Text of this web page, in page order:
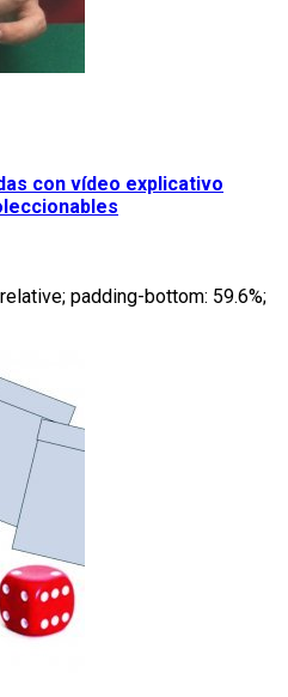
con vídeo explicativo
padding-bottom: 59.6%;